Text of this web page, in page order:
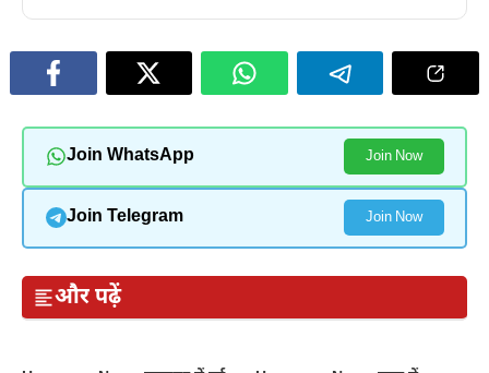
Join WhatsApp Join Now
Join Telegram Join Now
और पढ़ें